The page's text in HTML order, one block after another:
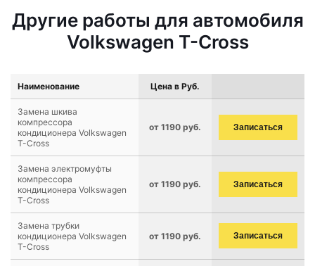
Другие работы для автомобиля
Volkswagen T-Cross
Наименование Цена в Руб.
Замена шкива
компрессора
кондиционера Volkswagen
T-Cross
от 1190 руб. Записаться
Замена электромуфты
компрессора
кондиционера Volkswagen
T-Cross
от 1190 руб. Записаться
Замена трубки
кондиционера Volkswagen
T-Cross
от 1190 руб. Записаться